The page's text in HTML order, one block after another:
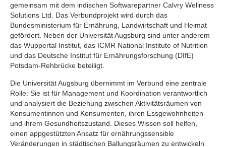
gemeinsam mit dem indischen Softwarepartner Calvry Wellness
Solutions Ltd. Das Verbundprojekt wird durch das
Bundesministerium für Ernährung, Landwirtschaft und Heimat
gefördert. Neben der Universität Augsburg sind unter anderem
das Wuppertal Institut, das ICMR National Institute of Nutrition
und das Deutsche Institut für Ernährungsforschung (DIfE)
Potsdam-Rehbrücke beteiligt.
Die Universität Augsburg übernimmt im Verbund eine zentrale
Rolle: Sie ist für Management und Koordination verantwortlich
und analysiert die Beziehung zwischen Aktivitätsräumen von
Konsumentinnen und Konsumenten, ihren Essgewohnheiten
und ihrem Gesundheitszustand. Dieses Wissen soll helfen,
einen appgestützten Ansatz für ernährungssensible
Veränderungen in städtischen Ballungsräumen zu entwickeln